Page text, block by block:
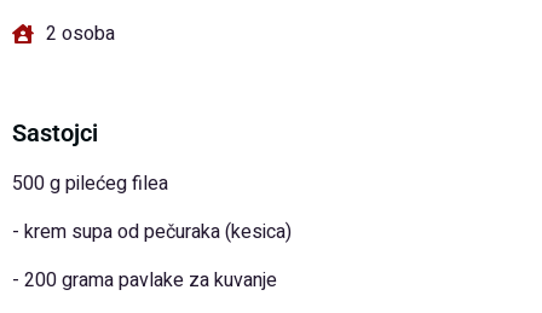
2 osoba
Sastojci
500 g pilećeg filea
- krem supa od pečuraka (kesica)
- 200 grama pavlake za kuvanje